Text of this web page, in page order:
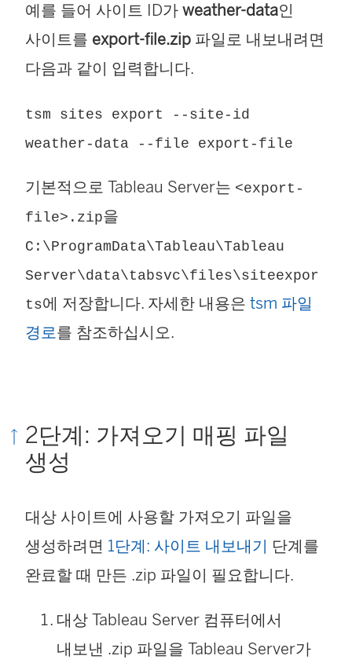
예를 들어 사이트 ID가 weather-data인
사이트를 export-file.zip 파일로 내보내려면
다음과 같이 입력합니다.
tsm sites export --site-id
weather-data --file export-file
기본적으로 Tableau Server는 <export-
file>.zip을
C:\ProgramData\Tableau\Tableau
Server\data\tabsvc\files\siteexpor
ts에 저장합니다. 자세한 내용은 tsm 파일
경로를 참조하십시오.
2단계: 가져오기 매핑 파일
생성
대상 사이트에 사용할 가져오기 파일을
생성하려면 1단계: 사이트 내보내기 단계를
완료할 때 만든 .zip 파일이 필요합니다.
대상 Tableau Server 컴퓨터에서
내보낸 .zip 파일을 Tableau Server가